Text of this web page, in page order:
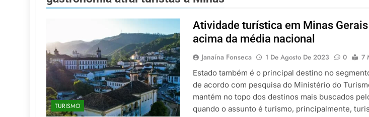
LATAM anuncia 42 rotas na primeira fase de
Azul retoma voos diretos entre Porto Alegre e
5 De Agosto De 2026
TURISMO
Atividade turística em Minas
acima da média nacional
Janaína Fonseca 1 De Agosto De 2023 0
7
Estado também é o principal destino no
de acordo com pesquisa do Ministério do
mantém no topo dos destinos mais buscados
quando o assunto é turismo, principalmente,